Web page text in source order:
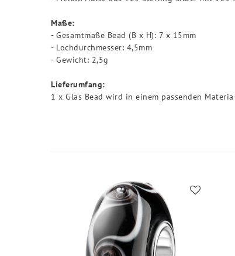
Maße:
- Gesamtmaße Bead (B x H): 7 x 15mm
- Lochdurchmesser: 4,5mm
- Gewicht: 2,5g
Lieferumfang:
1 x Glas Bead wird in einem passenden